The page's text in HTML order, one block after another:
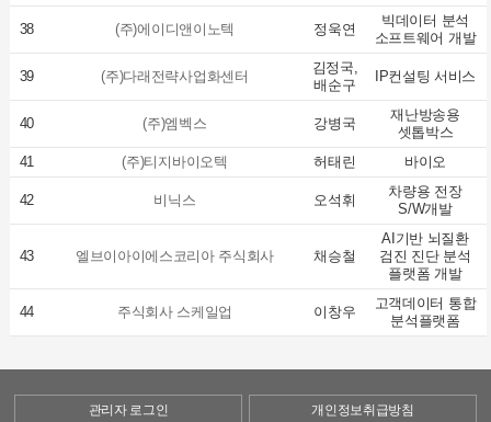
38 (주)에이디앤이노텍 정욱연
빅데이터 분석
소프트웨어 개발
39 (주)다래전략사업화센터
김정국,
배순구
IP컨설팅 서비스
40 (주)엠벡스 강병국
재난방송용
셋톱박스
41
(주)티지바이오텍 허태린 바이오
42 비닉스 오석휘
차량용 전장
S/W개발
43 엘브이아이에스코리아 주식회사 채승철
AI기반 뇌질환
검진 진단 분석
플랫폼 개발
44 주식회사 스케일업 이창우
고객데이터 통합
분석플랫폼
관리자 로그인 개인정보취급방침